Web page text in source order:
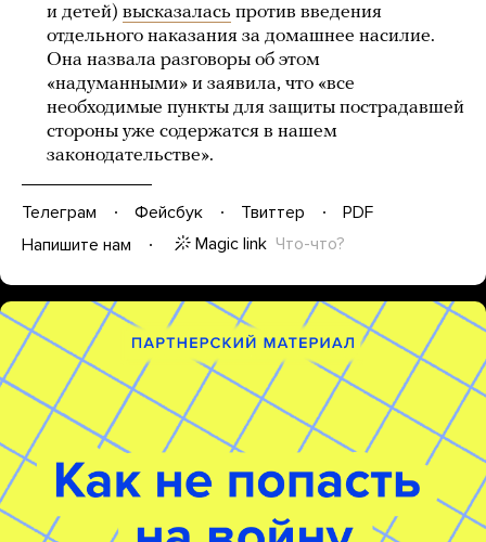
и детей) высказалась против введения
отдельного наказания за домашнее насилие.
Она назвала разговоры об этом
«надуманными» и заявила, что «все
необходимые пункты для защиты пострадавшей
стороны уже содержатся в нашем
законодательстве».
Телеграм Фейсбук Твиттер
PDF
Напишите нам
Magic link Что-что?